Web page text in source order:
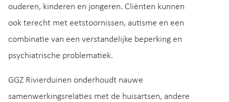
ouderen, kinderen en jongeren. Cliënten kunnen
ook terecht met eetstoornissen, autisme en een
combinatie van een verstandelijke beperking en
psychiatrische problematiek.
GGZ Rivierduinen onderhoudt nauwe
samenwerkingsrelaties met de huisartsen, andere